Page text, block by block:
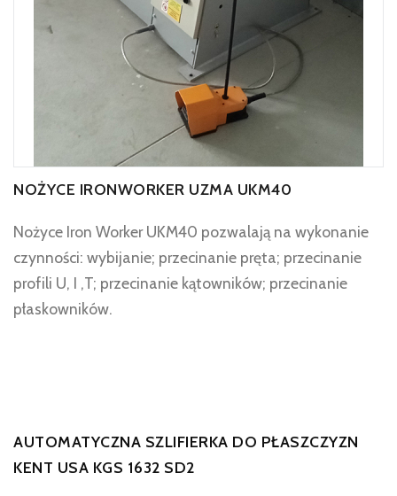
NOŻYCE IRONWORKER UZMA UKM40
Nożyce Iron Worker UKM40 pozwalają na wykonanie
czynności: wybijanie; przecinanie pręta; przecinanie
profili U, I ,T; przecinanie kątowników; przecinanie
płaskowników.
AUTOMATYCZNA SZLIFIERKA DO PŁASZCZYZN
KENT USA KGS 1632 SD2